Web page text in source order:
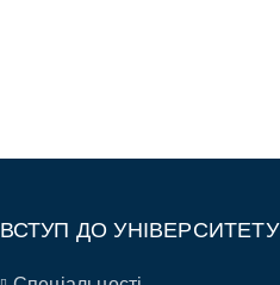
ВСТУП ДО УНІВЕРСИТЕТУ